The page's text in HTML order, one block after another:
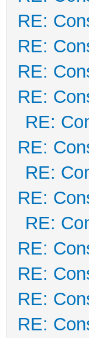
RE:
RE:
RE:
RE:
RE:
RE:
RE:
RE:
RE:
RE:
RE:
RE:
RE: